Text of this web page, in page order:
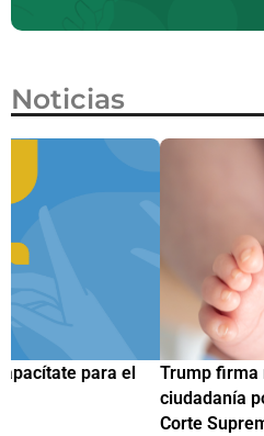
Noticias
Trump firma nueva orden
ciudadanía por nacimiento,
Corte Suprema revocara su